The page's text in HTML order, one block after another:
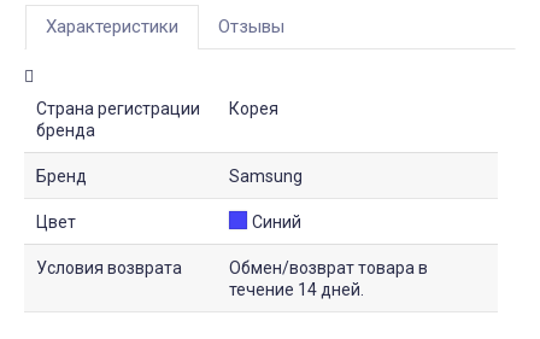
Характеристики Отзывы
Страна регистрации
бренда
Корея
Бренд Samsung
Цвет Синий
Условия возврата
Обмен/возврат товара в
течение 14 дней.